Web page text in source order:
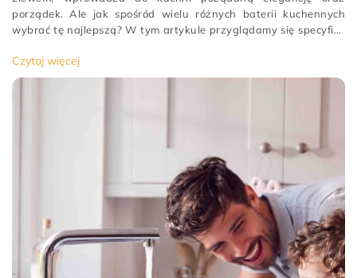
porządek. Ale jak spośród wielu różnych baterii kuchennych
wybrać tę najlepszą? W tym artykule przyglądamy się specyfice
Czytaj więcej